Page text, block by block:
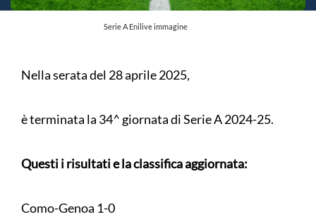
Serie A Enilive immagine
Nella serata del 28 aprile 2025,
è terminata la 34^ giornata di Serie A 2024-25.
Questi i risultati e la classifica aggiornata:
Como-Genoa 1-0